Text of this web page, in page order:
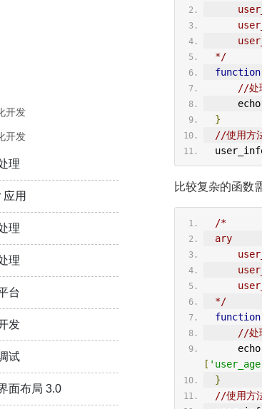
开发
开发
理
应用
理
理
台
发
试
面布局 3.0
  */
function
//处
}
//使用方
比较复杂的函数
/*
  ary
  */
function
//处
[
}
//使用方